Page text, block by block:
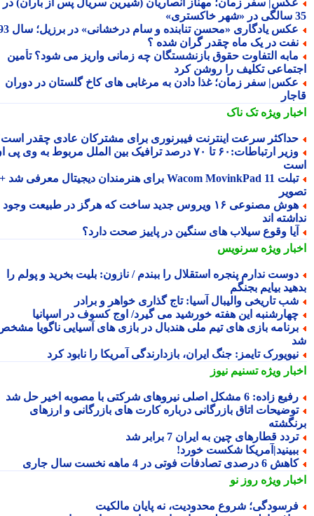
سفر زمان؛ مهناز انصاریان (شیرین سریال پس از باران) در
یادگاری «محسن تنابنده و سام درخشانی» در برزیل؛ سال 93
در یک ماه چقدر گران شده ؟
التفاوت حقوق بازنشستگان چه زمانی واریز می شود؟ تأمین
تکلیف را روشن کرد
سفر زمان؛ غذا دادن به مرغابی های کاخ گلستان در دوران
ویژهتک ناک
سرعت اینترنت فیبرنوری برای مشترکان عادی چقدر است؟
وزیر ارتباطات:۶۰ تا ۷۰ درصد ترافیک بین الملل مربوط به وی پی ان
تبلت Wacom MovinkPad 11 برای هنرمندان دیجیتال معرفی شد +
هوش مصنوعی ۱۶ ویروس جدید ساخت که هرگز در طبیعت وجود
اند
وقوع سیلاب های سنگین در پاییز صحت دارد؟
ویژهسرنویس
ندارم پنجره استقلال را ببندم / نازون: بلیت بخرید و پولم را
بیایم بجنگم
تاریخی والیبال آسیا: تاج گذاری خواهر و برادر
این هفته خورشید می گیرد/ اوج کسوف در اسپانیا
بازی های تیم ملی هندبال در بازی های آسیایی ناگویا مشخص
تایمز: جنگ ایران، بازدارندگی آمریکا را نابود کرد
ویژهتسنیم نیوز
زاده: 6 مشکل اصلی نیروهای شرکتی با مصوبه اخیر حل شد
اتاق بازرگانی درباره کارت های بازرگانی و ارزهای
قطارهای چین به ایران 7 برابر شد
شکست خورد!
6 درصدی تصادفات فوتی در 4 ماهه نخست سال جاری
ویژهروز نو
شروع محدودیت، نه پایان مالکیت